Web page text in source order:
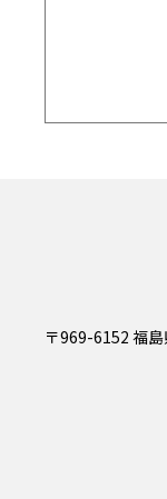
〒969-6152 福